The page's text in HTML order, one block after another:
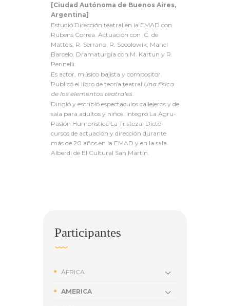
[Ciudad Autónoma de Buenos Aires,
Argentina]
Estudió Dirección teatral en la EMAD con
Rubens Correa. Actuación con C. de
Matteis, R. Serrano, R. Socolowik, Manel
Barcelo. Dramaturgia con M. Kartun y R.
Perinelli.
Es actor, músico bajista y compositor.
Publicó el libro de teoría teatral Una física
de los elementos teatrales.
Dirigió y escribió espectáculos callejeros y de
sala para adultos y niños. Integró La Agru-
Pasión Humorística La Tristeza. Dictó
cursos de actuación y dirección durante
más de 20 años en la EMAD y en la sala
Alberdi de El Cultural San Martín.
Participantes
ÁFRICA
AMERICA